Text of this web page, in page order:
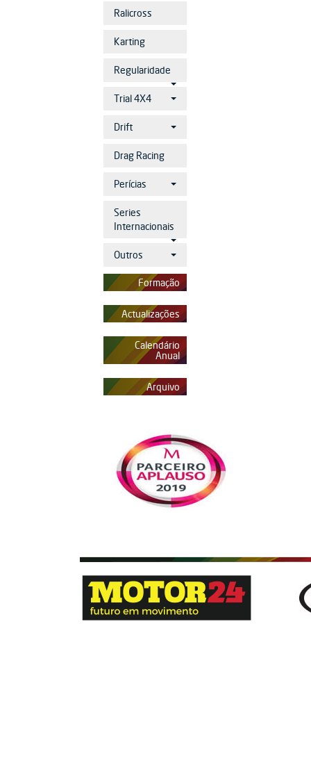
Ralicross
Karting
Regularidade
Trial 4X4
Drift
Drag Racing
Perícias
Series
Internacionais
Outros
Formação
Actualizações
Calendário
Anual
Arquivo